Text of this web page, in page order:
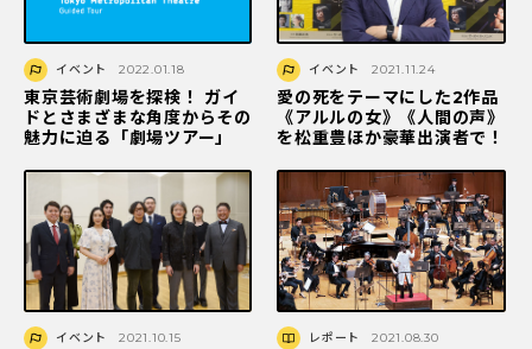
イベント 2022.01.18
東京芸術劇場を探検！ ガイ
ドとさまざまな角度からその
魅力に迫る「劇場ツアー」
イベント 2021.11.24
愛の死をテーマにした2作品
《アルルの女》《人間の声》
を松重豊ほか豪華出演者で！
イベント 2021.10.15 レポート 2021.08.30